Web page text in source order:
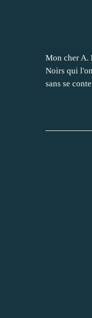
Mon cher A.
Noirs qui
sans se